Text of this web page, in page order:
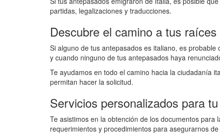
partidas, legalizaciones y traducciones.
Descubre el camino a tus raíces
Si alguno de tus antepasados es italiano, es
y cuando ninguno de tus antepasados haya
Te ayudamos en todo el camino hacia la ciudadanía
permitan hacer la solicitud.
Servicios personalizados para
Te asistimos en la obtención de los documentos
requerimientos y procedimientos para asegurarnos